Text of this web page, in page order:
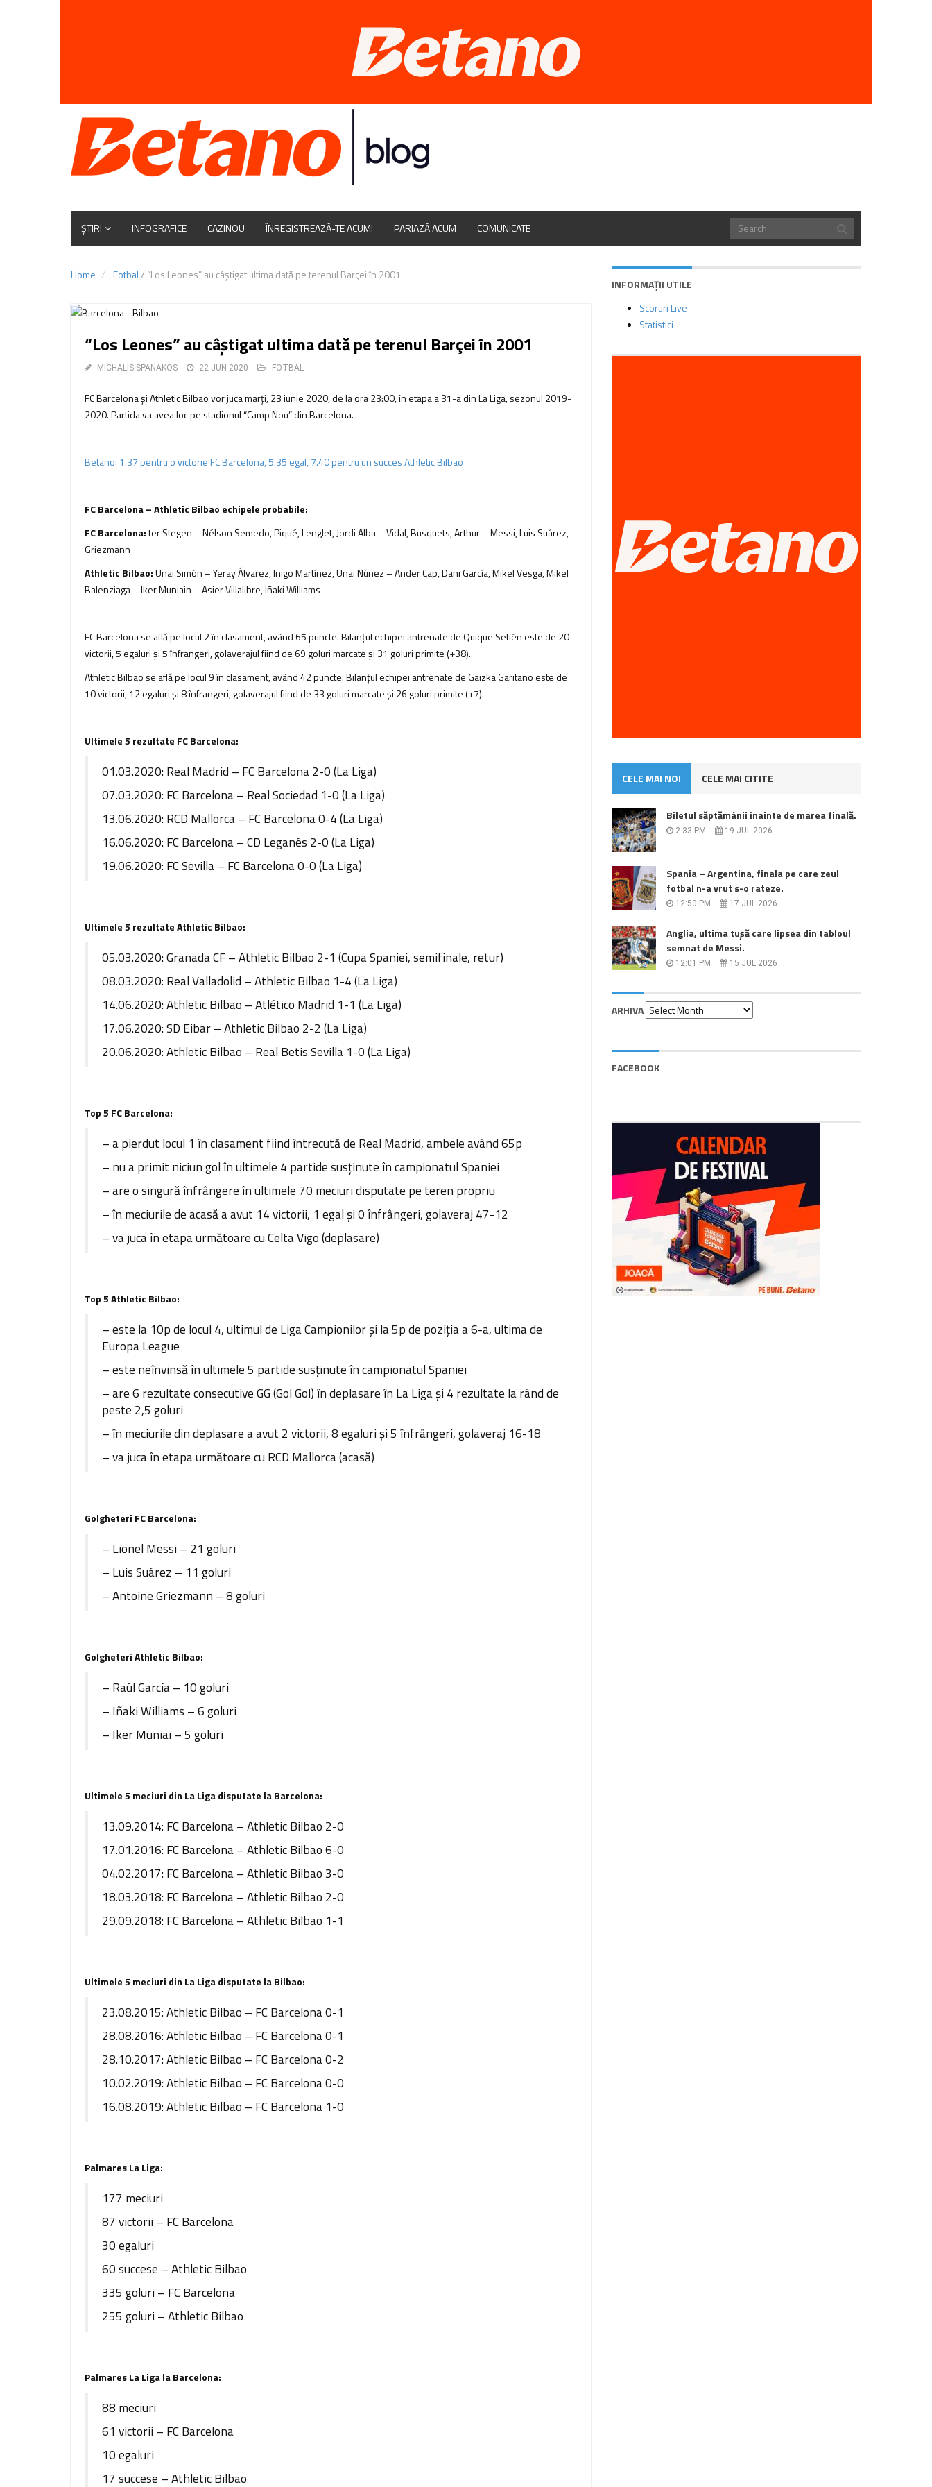
ȘTIRI INFOGRAFICE CAZINOU ÎNREGISTREAZĂ-TE ACUM! PARIAZĂ ACUM COMUNICATE
Home Fotbal/ “Los Leones” au câştigat ultima dată pe terenul Barçei în 2001
“Los Leones” au câştigat ultima dată pe terenul Barçei în 2001
MICHALIS SPANAKOS 22 JUN 2020 FOTBAL
FC Barcelona şi Athletic Bilbao vor juca marți, 23 iunie 2020, de la ora 23:00, în etapa a 31-a din La Liga, sezonul 2019-
2020. Partida va avea loc pe stadionul “Camp Nou” din Barcelona.
Betano: 1.37 pentru o victorie FC Barcelona, 5.35 egal, 7.40 pentru un succes Athletic Bilbao
FC Barcelona – Athletic Bilbao echipele probabile:
FC Barcelona:ter Stegen – Nélson Semedo, Piqué, Lenglet, Jordi Alba – Vidal, Busquets, Arthur – Messi, Luis Suárez,
Griezmann
Athletic Bilbao:Unai Simón – Yeray Álvarez, Iñigo Martínez, Unai Núñez – Ander Cap, Dani García, Mikel Vesga, Mikel
Balenziaga – Iker Muniain – Asier Villalibre, Iñaki Williams
FC Barcelona se află pe locul 2 în clasament, având 65 puncte. Bilanţul echipei antrenate de Quique Setién este de 20
victorii, 5 egaluri şi 5 înfrangeri, golaverajul fiind de 69 goluri marcate şi 31 goluri primite (+38).
Athletic Bilbao se află pe locul 9 în clasament, având 42 puncte. Bilanţul echipei antrenate de Gaizka Garitano este de
10 victorii, 12 egaluri şi 8 înfrangeri, golaverajul fiind de 33 goluri marcate şi 26 goluri primite (+7).
Ultimele 5 rezultate FC Barcelona:
01.03.2020: Real Madrid – FC Barcelona 2-0 (La Liga)
07.03.2020: FC Barcelona – Real Sociedad 1-0 (La Liga)
13.06.2020: RCD Mallorca – FC Barcelona 0-4 (La Liga)
16.06.2020: FC Barcelona – CD Leganés 2-0 (La Liga)
19.06.2020: FC Sevilla – FC Barcelona 0-0 (La Liga)
Ultimele 5 rezultate Athletic Bilbao:
05.03.2020: Granada CF – Athletic Bilbao 2-1 (Cupa Spaniei, semifinale, retur)
08.03.2020: Real Valladolid – Athletic Bilbao 1-4 (La Liga)
14.06.2020: Athletic Bilbao – Atlético Madrid 1-1 (La Liga)
17.06.2020: SD Eibar – Athletic Bilbao 2-2 (La Liga)
20.06.2020: Athletic Bilbao – Real Betis Sevilla 1-0 (La Liga)
Top 5 FC Barcelona:
– a pierdut locul 1 în clasament fiind întrecută de Real Madrid, ambele având 65p
– nu a primit niciun gol în ultimele 4 partide susţinute în campionatul Spaniei
– are o singură înfrângere în ultimele 70 meciuri disputate pe teren propriu
– în meciurile de acasă a avut 14 victorii, 1 egal şi 0 înfrângeri, golaveraj 47-12
– va juca în etapa următoare cu Celta Vigo (deplasare)
Top 5 Athletic Bilbao:
– este la 10p de locul 4, ultimul de Liga Campionilor şi la 5p de poziţia a 6-a, ultima de
Europa League
– este neînvinsă în ultimele 5 partide susţinute în campionatul Spaniei
– are 6 rezultate consecutive GG (Gol Gol) în deplasare în La Liga şi 4 rezultate la rând de
peste 2,5 goluri
– în meciurile din deplasare a avut 2 victorii, 8 egaluri şi 5 înfrângeri, golaveraj 16-18
– va juca în etapa următoare cu RCD Mallorca (acasă)
Golgheteri FC Barcelona:
– Lionel Messi – 21 goluri
– Luis Suárez – 11 goluri
– Antoine Griezmann – 8 goluri
Golgheteri Athletic Bilbao:
– Raúl García – 10 goluri
– Iñaki Williams – 6 goluri
– Iker Muniai – 5 goluri
Ultimele 5 meciuri din La Liga disputate la Barcelona:
13.09.2014: FC Barcelona – Athletic Bilbao 2-0
17.01.2016: FC Barcelona – Athletic Bilbao 6-0
04.02.2017: FC Barcelona – Athletic Bilbao 3-0
18.03.2018: FC Barcelona – Athletic Bilbao 2-0
29.09.2018: FC Barcelona – Athletic Bilbao 1-1
Ultimele 5 meciuri din La Liga disputate la Bilbao:
23.08.2015: Athletic Bilbao – FC Barcelona 0-1
28.08.2016: Athletic Bilbao – FC Barcelona 0-1
28.10.2017: Athletic Bilbao – FC Barcelona 0-2
10.02.2019: Athletic Bilbao – FC Barcelona 0-0
16.08.2019: Athletic Bilbao – FC Barcelona 1-0
Palmares La Liga:
177 meciuri
87 victorii – FC Barcelona
30 egaluri
60 succese – Athletic Bilbao
335 goluri – FC Barcelona
255 goluri – Athletic Bilbao
Palmares La Liga la Barcelona:
88 meciuri
61 victorii – FC Barcelona
10 egaluri
17 succese – Athletic Bilbao
INFORMAȚII UTILE
Scoruri Live
Statistici
CELE MAI NOI CELE MAI CITITE
Biletul săptămânii înainte de marea finală.
2:33 PM 19 JUL 2026
Spania – Argentina, finala pe care zeul
fotbal n-a vrut s-o rateze.
12:50 PM 17 JUL 2026
Anglia, ultima tușă care lipsea din tabloul
semnat de Messi.
12:01 PM 15 JUL 2026
ARHIVA
Arhiva
FACEBOOK